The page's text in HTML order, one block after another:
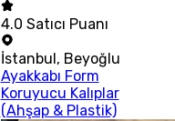
4.0 Satıcı Puanı
İstanbul , Beyoğlu
Ayakkabı Form
Koruyucu Kalıplar
(Ahşap & Plastik)